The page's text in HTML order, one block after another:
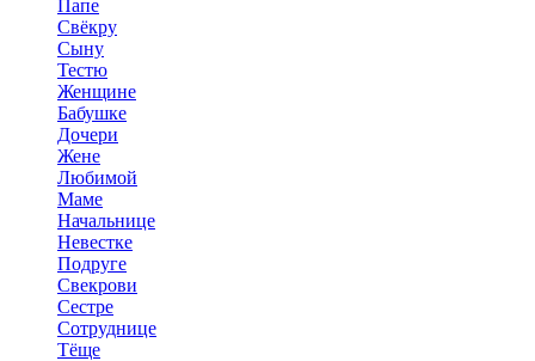
Папе
Свёкру
Сыну
Тестю
Женщине
Бабушке
Дочери
Жене
Любимой
Маме
Начальнице
Невестке
Подруге
Свекрови
Сестре
Сотруднице
Тёще